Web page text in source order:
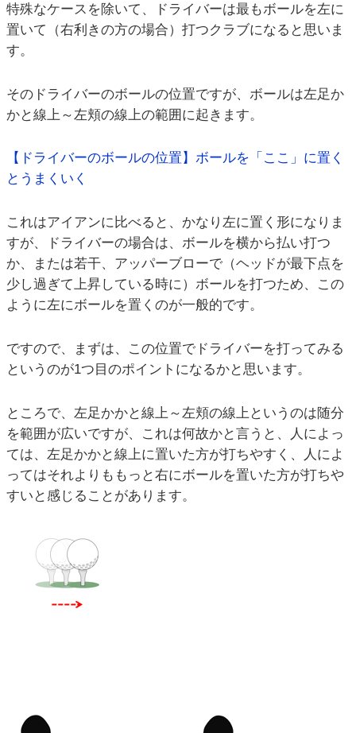
特殊なケースを除いて、ドライバーは最もボールを左に
置いて（右利きの方の場合）打つクラブになると思いま
す。
そのドライバーのボールの位置ですが、ボールは左足か
かと線上～左頬の線上の範囲に起きます。
【ドライバーのボールの位置】ボールを「ここ」に置く
とうまくいく
これはアイアンに比べると、かなり左に置く形になりま
すが、ドライバーの場合は、ボールを横から払い打つ
か、または若干、アッパーブローで（ヘッドが最下点を
少し過ぎて上昇している時に）ボールを打つため、この
ように左にボールを置くのが一般的です。
ですので、まずは、この位置でドライバーを打ってみる
というのが1つ目のポイントになるかと思います。
ところで、左足かかと線上～左頬の線上というのは随分
を範囲が広いですが、これは何故かと言うと、人によっ
ては、左足かかと線上に置いた方が打ちやすく、人によ
ってはそれよりももっと右にボールを置いた方が打ちや
すいと感じることがあります。